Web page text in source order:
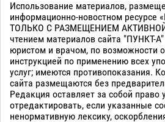
Использование материалов,
информационно-новостном ресурсе
ТОЛЬКО С РАЗМЕЩЕНИЕМ
чтением материалов сайта "ПУНКТ-А"
юристом и врачом, по возможности
инструкцией по применению всех
услуг; имеются противопоказания.
сайта размещаются без
Редакция оставляет за собой право
отредактировать, если указанные
ненормативную лексику,